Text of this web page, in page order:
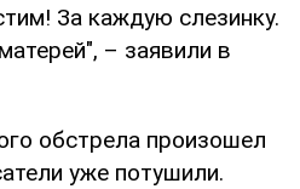
За каждую слезинку.
– заявили в
обстрела произошел
уже потушили.